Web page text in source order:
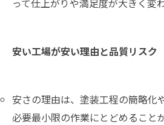
って仕上がりや満足度が大きく変
安い工場が安い理由と品質リスク
安さの理由は、塗装工程の簡略化
必要最小限の作業にとどめること